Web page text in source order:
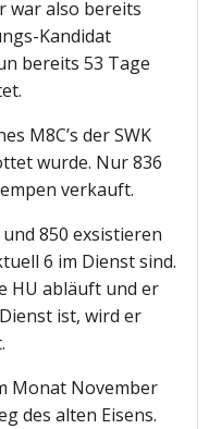
war also bereits
Kandidat
bereits 53 Tage
M8C’s der SWK
wurde. Nur 836
verkauft.
850 exsistieren
6 im Dienst sind.
HU abläuft und er
ist, wird er
Monat November
des alten Eisens.